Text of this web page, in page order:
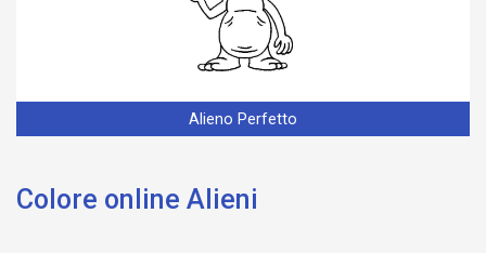
Alieno Perfetto
Colore online Alieni